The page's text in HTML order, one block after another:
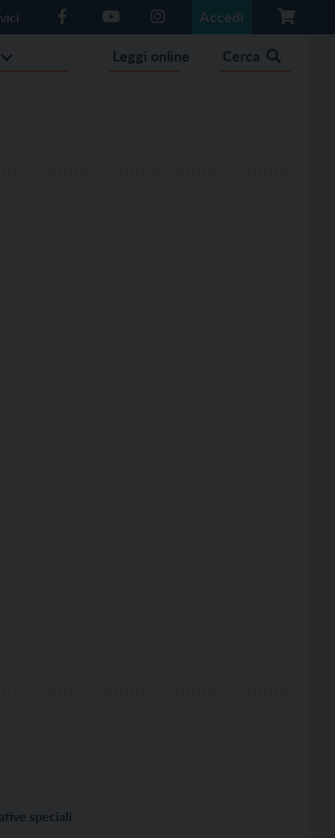
Accedi
Leggi online Cerca
speciali